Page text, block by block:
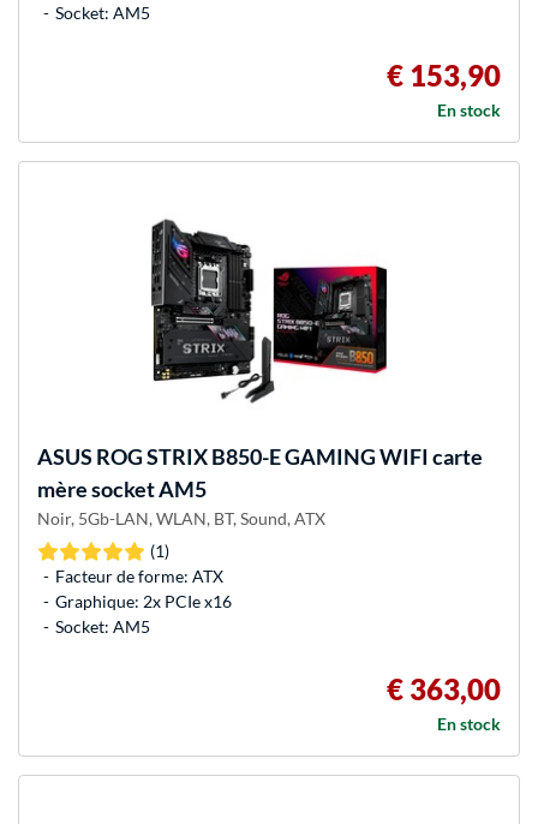
Socket: AM5
€ 153,90
En stock
ASUS ROG STRIX B850-E GAMING WIFI carte
mère socket AM5
Noir, 5Gb-LAN, WLAN, BT, Sound, ATX
(1)
Facteur de forme: ATX
Graphique: 2x PCIe x16
Socket: AM5
€ 363,00
En stock